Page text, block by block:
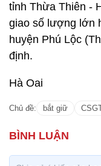
tỉnh Thừa Thiên -
giao số lượng lớn
huyện Phú Lộc
định.
Hà Oai
Chủ đề: bắt giữ